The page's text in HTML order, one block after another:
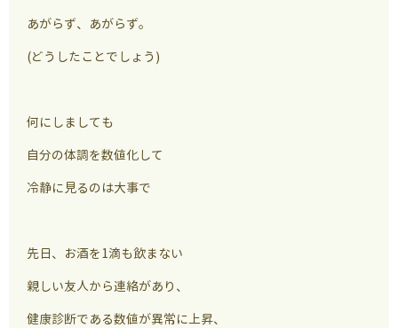
あがらず、あがらず。
(どうしたことでしょう)
何にしましても
自分の体調を数値化して
冷静に見るのは大事で
先日、お酒を1滴も飲まない
親しい友人から連絡があり、
健康診断である数値が異常に上昇、